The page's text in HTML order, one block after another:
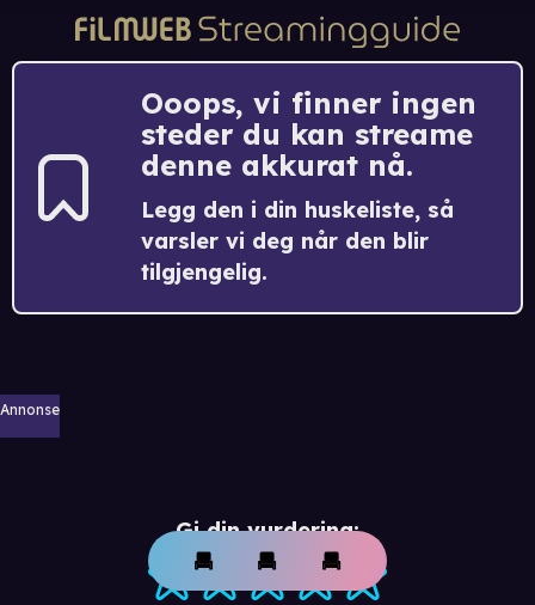
Ooops, vi finner ingen
steder du kan streame
denne akkurat nå.
Legg den i din huskeliste, så
varsler vi deg når den blir
tilgjengelig.
Annonse
Gi din vurdering: